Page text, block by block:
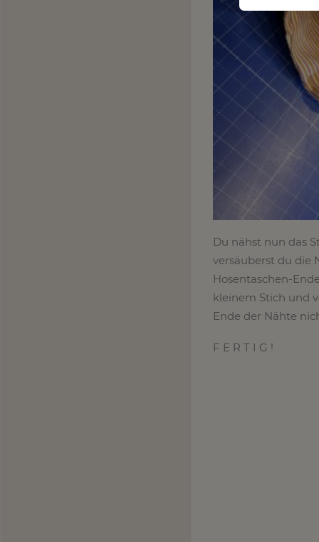
Du nähst nun das
versäuberst du die
Hosentaschen-
kleinem Stich und
Ende der Nähte
F E R T I G !